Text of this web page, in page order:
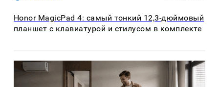
Honor MagicPad 4: самый тонкий 12,3-дюймовый
планшет с клавиатурой и стилусом в комплекте